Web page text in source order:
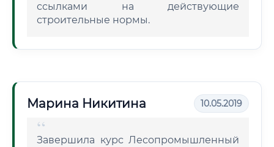
ссылками на действующие
строительные нормы.
Марина Никитина 10.05.2019
Завершила курс Лесопромышленный